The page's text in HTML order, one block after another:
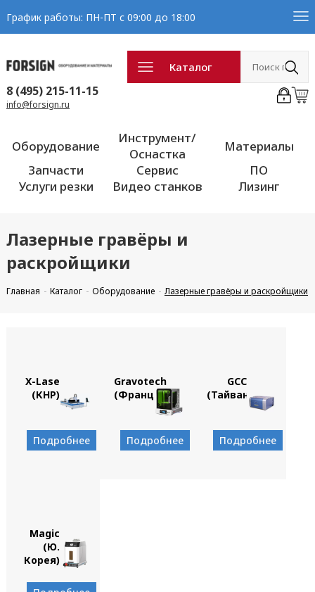
График работы: ПН-ПТ с 09:00 до 18:00
Каталог
8 (495) 215-11-15
info@forsign.ru
Оборудование
Инструмент/
Оснастка
Материалы
Запчасти
Сервис
ПО
Услуги резки
Видео станков Лизинг
Лазерные гравёры и
раскройщики
Главная Каталог Оборудование Лазерные гравёры и раскройщики
X-Lase
(КНР)
Подробнее
Gravotech
(Франция)
Подробнее
GCC
(Тайвань)
Подробнее
Magic
(Ю.
Корея)